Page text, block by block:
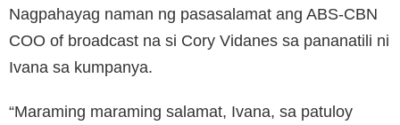
Nagpahayag naman ng pasasalamat ang ABS-CBN
COO of broadcast na si Cory Vidanes sa pananatili ni
Ivana sa kumpanya.
“Maraming maraming salamat, Ivana, sa patuloy